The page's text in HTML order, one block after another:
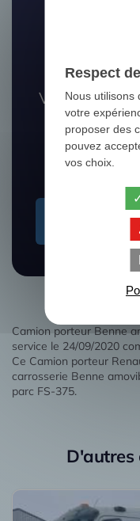
Vous ne
Nos experts
Camion porteur Benne
service le 24/09/2020
Ce Camion porteur
carrosserie Benne
parc FS-375.
D'autres
Respect
Nous utilisons
votre
proposer des
pouvez
vos choix.